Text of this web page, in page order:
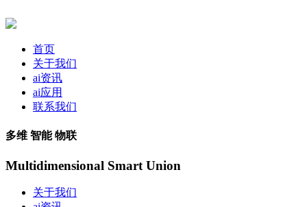
首页
关于我们
ai资讯
ai应用
联系我们
多维 智能 物联
Multidimensional Smart Union
关于我们